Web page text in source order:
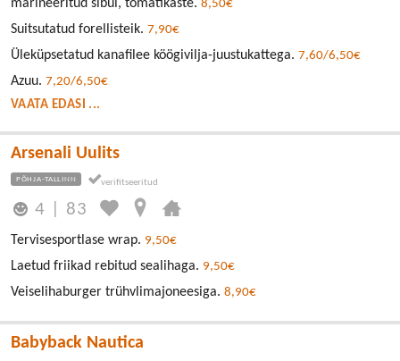
marineeritud sibul, tomatikaste. 8,50€
Suitsutatud forellisteik. 7,90€
Üleküpsetatud kanafilee köögivilja-juustukattega. 7,60/6,50€
Azuu. 7,20/6,50€
VAATA EDASI ...
Arsenali Uulits
PÕHJA-TALLINN
4 83
Tervisesportlase wrap. 9,50€
Laetud friikad rebitud sealihaga. 9,50€
Veiselihaburger trühvlimajoneesiga. 8,90€
Babyback Nautica